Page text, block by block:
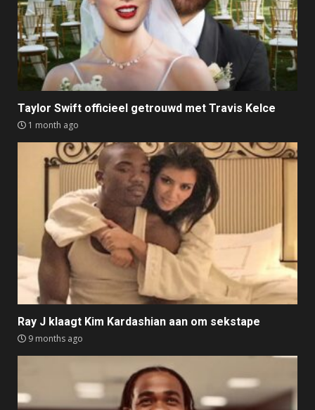
Taylor Swift officieel getrouwd met Travis Kelce
1 month ago
Ray J klaagt Kim Kardashian aan om sekstape
9 months ago